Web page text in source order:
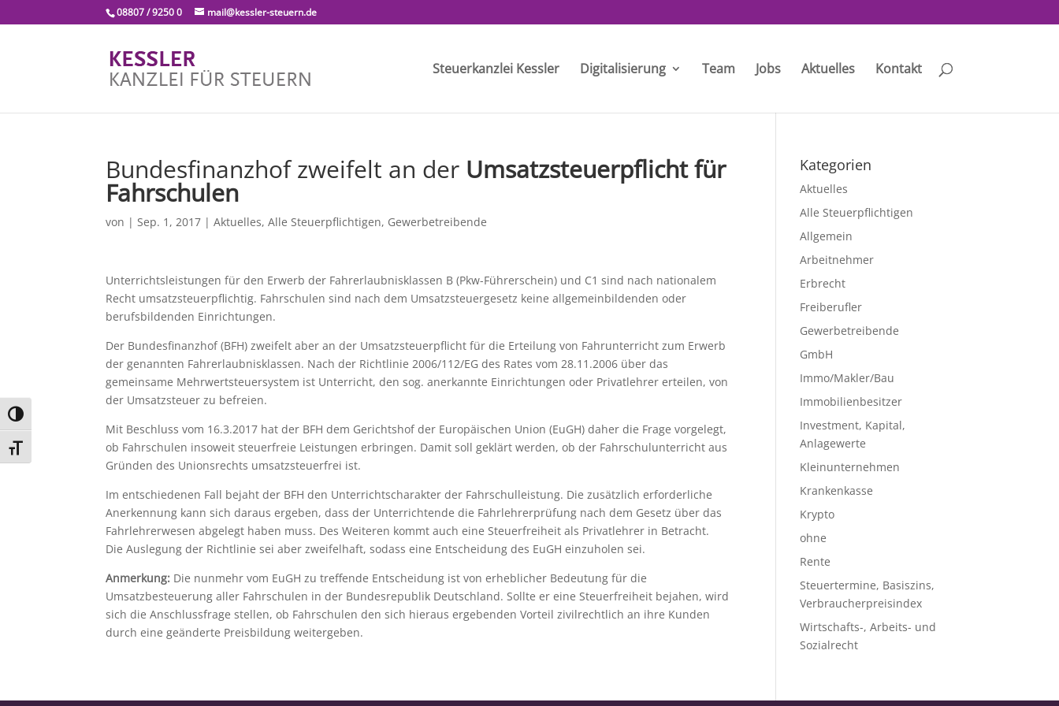
Umschalten auf hohe Kontraste
Schrift vergrößern
08807 / 9250 0 mail@kessler-steuern.de
Steuerkanzlei Kessler Digitalisierung Team Jobs Aktuelles Kontakt
Bundesfinanzhof zweifelt an der Umsatzsteuerpflicht für
Fahrschulen
von |Sep. 1, 2017 |Aktuelles,Alle Steuerpflichtigen, Gewerbetreibende
Unterrichtsleistungen für den Erwerb der Fahrerlaubnisklassen B (Pkw-Führerschein) und C1 sind nach nationalem
Recht umsatzsteuerpflichtig. Fahrschulen sind nach dem Umsatzsteuergesetz keine allgemeinbildenden oder
berufsbildenden Einrichtungen.
Der Bundesfinanzhof (BFH) zweifelt aber an der Umsatzsteuerpflicht für die Erteilung von Fahrunterricht zum Erwerb
der genannten Fahrerlaubnisklassen. Nach der Richtlinie 2006/112/EG des Rates vom 28.11.2006 über das
gemeinsame Mehrwertsteuersystem ist Unterricht, den sog. anerkannte Einrichtungen oder Privatlehrer erteilen, von
der Umsatzsteuer zu befreien.
Mit Beschluss vom 16.3.2017 hat der BFH dem Gerichtshof der Europäischen Union (EuGH) daher die Frage vorgelegt,
ob Fahrschulen insoweit steuerfreie Leistungen erbringen. Damit soll geklärt werden, ob der Fahrschulunterricht aus
Gründen des Unionsrechts umsatzsteuerfrei ist.
Im entschiedenen Fall bejaht der BFH den Unterrichtscharakter der Fahrschulleistung. Die zusätzlich erforderliche
Anerkennung kann sich daraus ergeben, dass der Unterrichtende die Fahrlehrerprüfung nach dem Gesetz über das
Fahrlehrerwesen abgelegt haben muss. Des Weiteren kommt auch eine Steuerfreiheit als Privatlehrer in Betracht.
Die Auslegung der Richtlinie sei aber zweifelhaft, sodass eine Entscheidung des EuGH einzuholen sei.
Anmerkung: Die nunmehr vom EuGH zu treffende Entscheidung ist von erheblicher Bedeutung für die
Umsatzbesteuerung aller Fahrschulen in der Bundesrepublik Deutschland. Sollte er eine Steuerfreiheit bejahen, wird
sich die Anschlussfrage stellen, ob Fahrschulen den sich hieraus ergebenden Vorteil zivilrechtlich an ihre Kunden
durch eine geänderte Preisbildung weitergeben.
Kategorien
Aktuelles
Alle Steuerpflichtigen
Allgemein
Arbeitnehmer
Erbrecht
Freiberufler
Gewerbetreibende
GmbH
Immo/Makler/Bau
Immobilienbesitzer
Investment, Kapital,
Anlagewerte
Kleinunternehmen
Krankenkasse
Krypto
ohne
Rente
Steuertermine, Basiszins,
Verbraucherpreisindex
Wirtschafts-, Arbeits- und
Sozialrecht